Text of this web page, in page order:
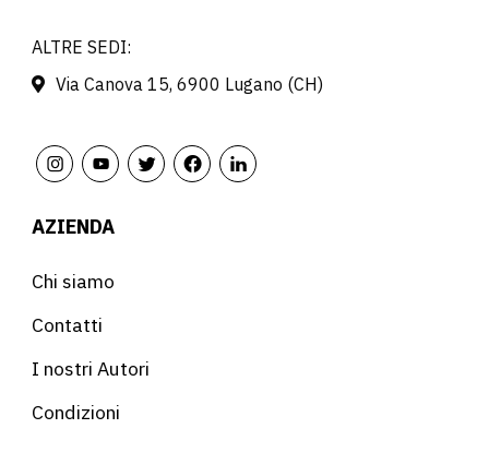
ALTRE SEDI:
Via Canova 15, 6900 Lugano (CH)
AZIENDA
Chi siamo
Contatti
I nostri Autori
Condizioni